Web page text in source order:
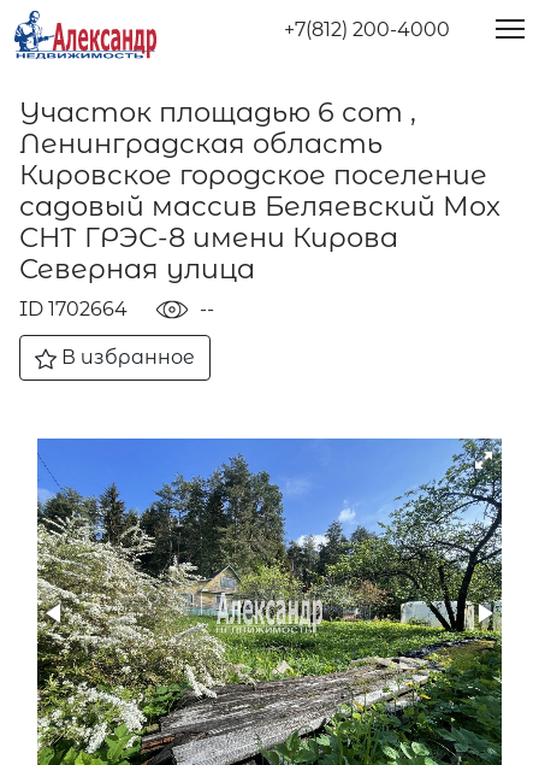
+7(812) 200-4000
Участок площадью 6 сот ,
Ленинградская область
Кировское городское поселение
садовый массив Беляевский Мох
СНТ ГРЭС-8 имени Кирова
Северная улица
ID 1702664 --
В избранное